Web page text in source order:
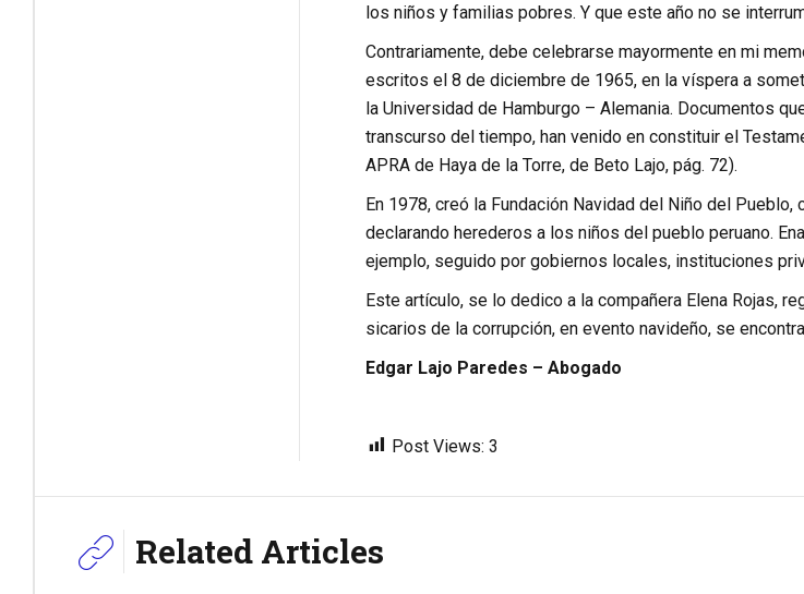
los niños y familias pobres. Y que este año no se
Contrariamente, debe celebrarse mayormente en mi
escritos el 8 de diciembre de 1965, en la víspera a
la Universidad de Hamburgo – Alemania. Documentos
transcurso del tiempo, han venido en constituir el
APRA de Haya de la Torre, de Beto Lajo, pág. 72).
En 1978, creó la Fundación Navidad del Niño del
declarando herederos a los niños del pueblo peruano.
ejemplo, seguido por gobiernos locales, instituciones
Este artículo, se lo dedico a la compañera Elena Rojas,
sicarios de la corrupción, en evento navideño, se
Edgar Lajo Paredes – Abogado
Post Views: 3
Related Articles